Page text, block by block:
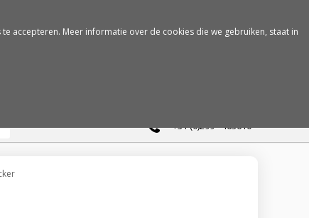
+31 (0)299 - 463610
accepteren. Meer informatie over de cookies die we gebruiken, staat in